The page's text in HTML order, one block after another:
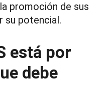
promoción de sus
su potencial.
está por
debe